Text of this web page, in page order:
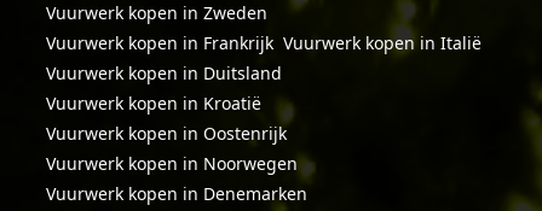
Vuurwerk kopen in Zweden
Vuurwerk kopen in Frankrijk Vuurwerk kopen in Italië
Vuurwerk kopen in Duitsland
Vuurwerk kopen in Kroatië
Vuurwerk kopen in Oostenrijk
Vuurwerk kopen in Noorwegen
Vuurwerk kopen in Denemarken